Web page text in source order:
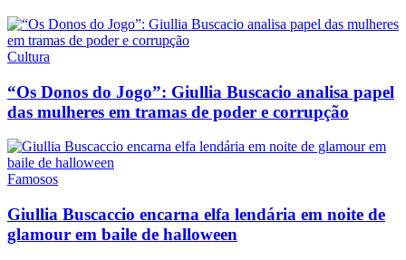
Cultura
“Os Donos do Jogo”: Giullia Buscacio analisa papel
das mulheres em tramas de poder e corrupção
Famosos
Giullia Buscaccio encarna elfa lendária em noite de
glamour em baile de halloween